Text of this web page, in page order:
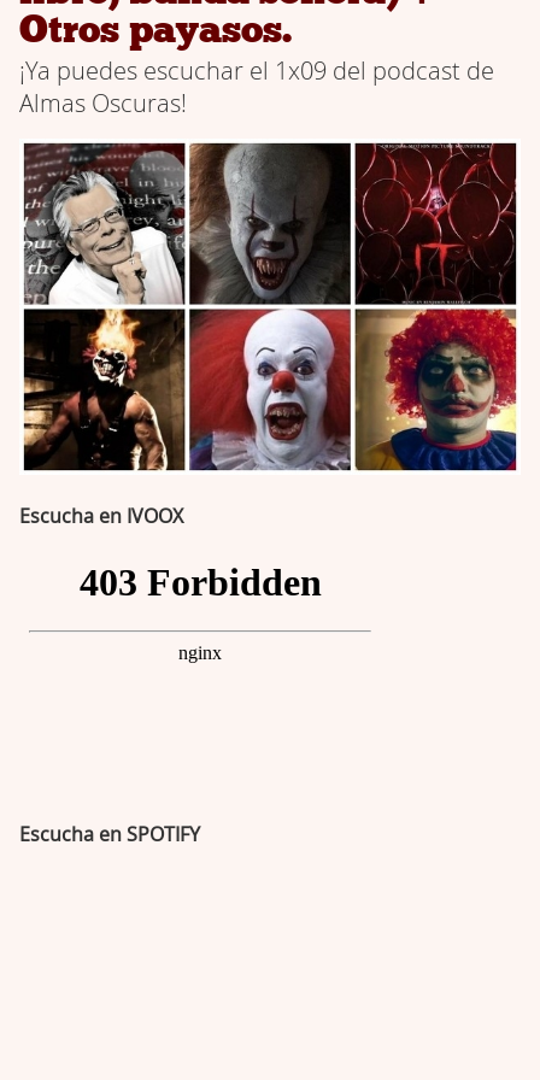
Otros payasos.
¡Ya puedes escuchar el 1x09 del podcast de
Almas Oscuras!
Escucha en IVOOX
Escucha en SPOTIFY